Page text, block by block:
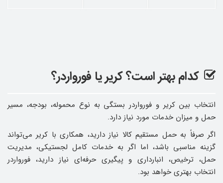
کدام بهتر است؟ کریر یا فورواردر؟
انتخاب بین کریر و فورواردر بستگی به نوع محموله، بودجه، مسیر
حمل و میزان خدمات مورد نیاز دارد.
اگر صرفاً به حمل مستقیم کالا نیاز دارید، همکاری با کریر می‌تواند
گزینه مناسبی باشد، اما اگر به خدمات کامل لجستیکی، مدیریت
حمل، ترخیص، انبارداری و پیگیری حرفه‌ای نیاز دارید، فورواردر
انتخاب بهتری خواهد بود.